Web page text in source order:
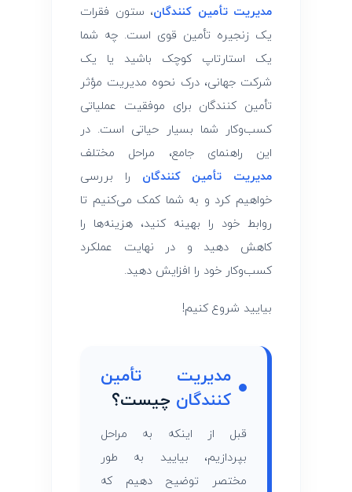
مدیریت تأمین ‌کنندگان، ستون فقرات
یک زنجیره تأمین قوی است. چه شما
یک استارتاپ کوچک باشید یا یک
شرکت جهانی، درک نحوه مدیریت مؤثر
تأمین ‌کنندگان برای موفقیت عملیاتی
کسب‌وکار شما بسیار حیاتی است. در
این راهنمای جامع، مراحل مختلف
مدیریت تأمین ‌کنندگان را بررسی
خواهیم کرد و به شما کمک می‌کنیم تا
روابط خود را بهینه کنید، هزینه‌ها را
کاهش دهید و در نهایت عملکرد
کسب‌وکار خود را افزایش دهید.
بیایید شروع کنیم!
مدیریت تأمین
‌کنندگان چیست؟
قبل از اینکه به مراحل
بپردازیم، بیایید به طور
مختصر توضیح دهیم که